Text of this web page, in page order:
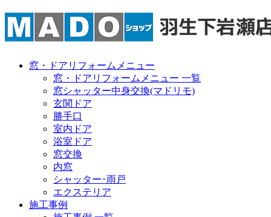
窓・ドアリフォームメニュー
窓・ドアリフォームメニュー 一覧
窓シャッター中身交換(マドリモ)
玄関ドア
勝手口
室内ドア
浴室ドア
窓交換
内窓
シャッター･雨戸
エクステリア
施工事例